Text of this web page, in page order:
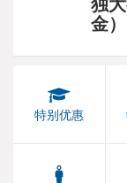
金）
特别优惠